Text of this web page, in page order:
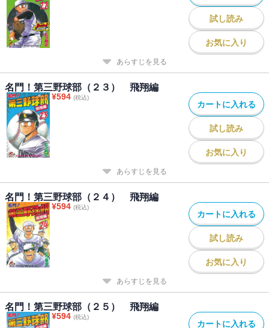
試し読み
お気に入り
あらすじを見る
名門！第三野球部（２３） 飛翔編
¥594 (税込)
カートに入れる
試し読み
お気に入り
あらすじを見る
名門！第三野球部（２４） 飛翔編
¥594 (税込)
カートに入れる
試し読み
お気に入り
あらすじを見る
名門！第三野球部（２５） 飛翔編
¥594 (税込)
カートに入れる